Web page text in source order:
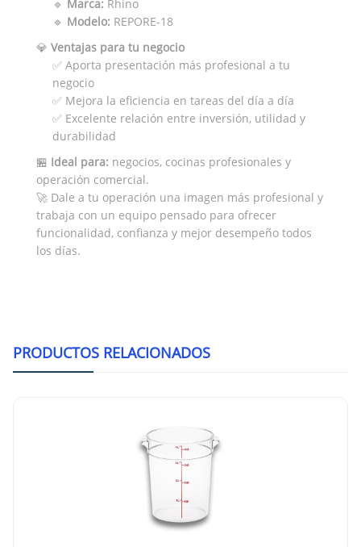
🔹 Marca: Rhino
🔹 Modelo: REPORE-18
💎 Ventajas para tu negocio
✅ Aporta presentación más profesional a tu
negocio
✅ Mejora la eficiencia en tareas del día a día
✅ Excelente relación entre inversión, utilidad y
durabilidad
🏪 Ideal para: negocios, cocinas profesionales y
operación comercial.
🚀 Dale a tu operación una imagen más profesional y
trabaja con un equipo pensado para ofrecer
funcionalidad, confianza y mejor desempeño todos
los días.
PRODUCTOS RELACIONADOS